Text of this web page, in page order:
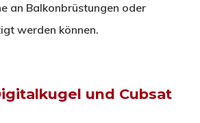
an Balkonbrüstungen oder
werden können.
und Cubsat